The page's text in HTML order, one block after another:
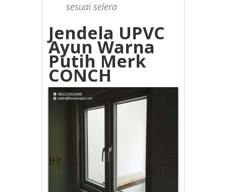
sesuai selera
Jendela UPVC
Ayun Warna
Putih Merk
CONCH